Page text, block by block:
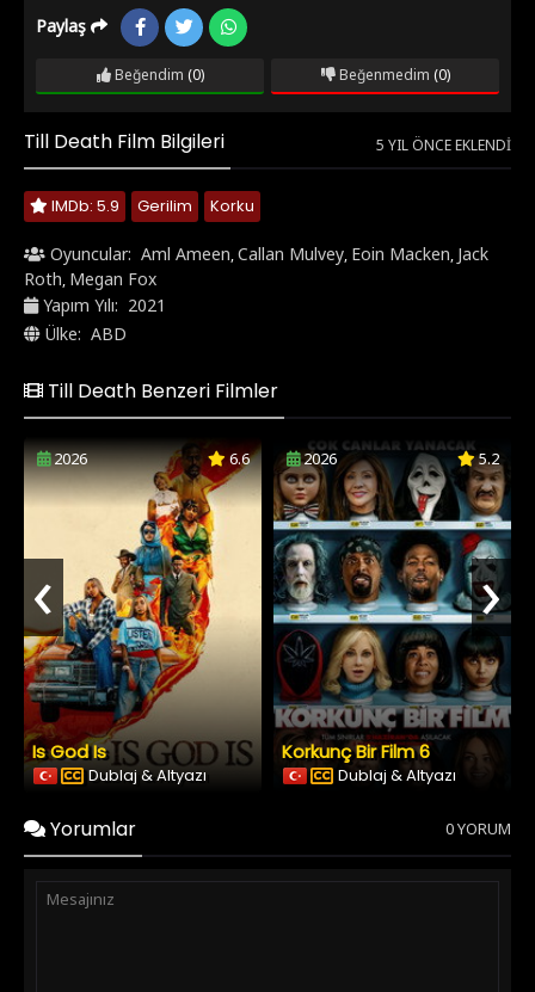
Paylaş
Beğendim (0) Beğenmedim (0)
Till Death Film Bilgileri 5 YIL ÖNCE EKLENDI
IMDb: 5.9 Gerilim Korku
Oyuncular: Aml Ameen,Callan Mulvey, Eoin Macken, Jack
Roth, Megan Fox
Yapım Yılı: 2021
Ülke: ABD
Till Death Benzeri Filmler
2026 6.6
Is God Is
Dublaj & Altyazı
2026 5.2
Korkunç Bir Film 6
Dublaj & Altyazı
‹ ›
Yorumlar 0 YORUM